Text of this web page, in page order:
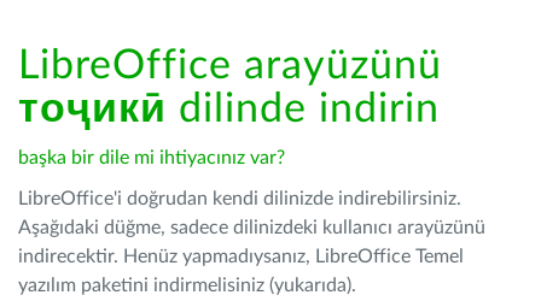
LibreOffice arayüzünü
тоҷикӣ dilinde indirin
başka bir dile mi ihtiyacınız var?
LibreOffice'i doğrudan kendi dilinizde indirebilirsiniz.
Aşağıdaki düğme, sadece dilinizdeki kullanıcı arayüzünü
indirecektir. Henüz yapmadıysanız, LibreOffice Temel
yazılım paketini indirmelisiniz (yukarıda).